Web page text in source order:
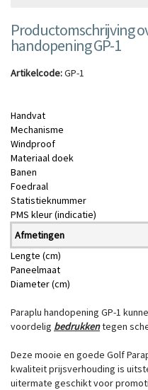
Productomschrijving
handopening GP-1
Artikelcode:GP-1
Handvat
Mechanisme
Windproof
Materiaal doek
Banen
Foedraal
Statistieknummer
PMS kleur (indicatie)
Afmetingen
Lengte (cm)
Paneelmaat
Diameter (cm)
Paraplu handopening GP-1
voordelig bedrukkentegen
Deze mooie en goede Golf
kwaliteit prijsverhouding is
uitermate geschikt voor